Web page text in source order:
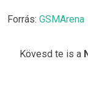
Forrás: GSMArena
Kövesd te is a